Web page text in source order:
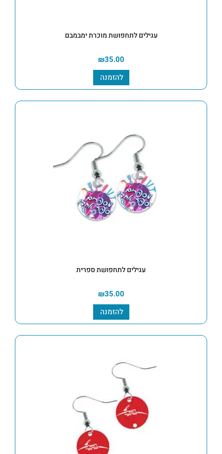
עגילים לתחפושת מוכרת ימבמבם
₪35.00
להזמנה
עגילים לתחפושת ספרית
₪35.00
להזמנה